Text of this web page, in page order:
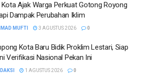
Kota Ajak Warga Perkuat Gotong Royong
Dampak Perubahan Iklim
MUFTI 3 AGUSTUS 2026 0
Kota Baru Bidik Proklim Lestari, Siap
Verifikasi Nasional Pekan Ini
1 AGUSTUS 2026 0